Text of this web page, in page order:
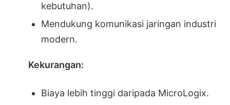
kebutuhan).
Mendukung komunikasi jaringan industri
modern.
Kekurangan:
Biaya lebih tinggi daripada MicroLogix.